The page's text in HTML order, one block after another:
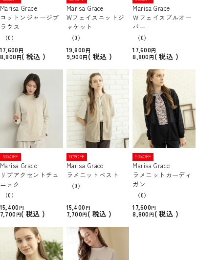
Marisa Grace
コットンジャージブ
ラウス
（0）
17,600
8,800
税込
Marisa Grace
Wフェイスニットジ
ャケット
（0）
19,800
9,900
税込
Marisa Grace
Ｗフェイスプルオー
バー
（0）
17,600
8,800
税込
50%OFF
Marisa Grace
リブアクセントチュ
ニック
（0）
15,400
7,700
税込
50%OFF
Marisa Grace
ラメニットベスト
（0）
15,400
7,700
税込
50%OFF
Marisa Grace
ラメニットカーディ
ガン
（0）
17,600
8,800
税込